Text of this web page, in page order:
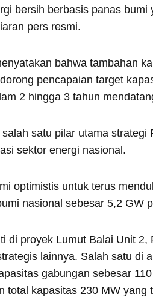
bersih berbasis panas bumi
pers resmi.
bahwa tambahan
pencapaian target
2 hingga 3 tahun
satu pilar utama
sektor energi nasional.
optimistis untuk terus
nasional sebesar 5,2 GW
di proyek Lumut Balai Unit
lainnya. Salah satu di
gabungan sebesar
total kapasitas 230 MW yang